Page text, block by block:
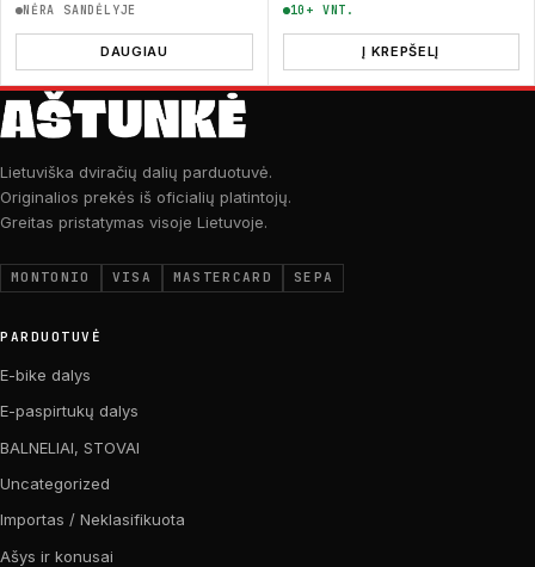
NĖRA SANDĖLYJE
DAUGIAU
10+ VNT.
Į KREPŠELĮ
Lietuviška dviračių dalių parduotuvė.
Originalios prekės iš oficialių platintojų.
Greitas pristatymas visoje Lietuvoje.
MONTONIO VISA MASTERCARD SEPA
PARDUOTUVĖ
E-bike dalys
E-paspirtukų dalys
BALNELIAI, STOVAI
Uncategorized
Importas / Neklasifikuota
Ašys ir konusai